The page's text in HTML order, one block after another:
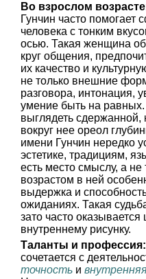
Во взрослом
Гунчин часто помогает
человека с тонким
осью. Такая женщина
круг общения,
их качество и
не только внешние
разговора, интонация,
умение быть на
выглядеть сдержанной,
вокруг нее ореол
имени Гунчин нередко
эстетике, традициям,
есть место смыслу, а не
возрастом в ней
выдержка и
ожиданиях. Такая
зато часто
внутреннему рисунку.
Таланты и профессия:
сочетается с
точность и